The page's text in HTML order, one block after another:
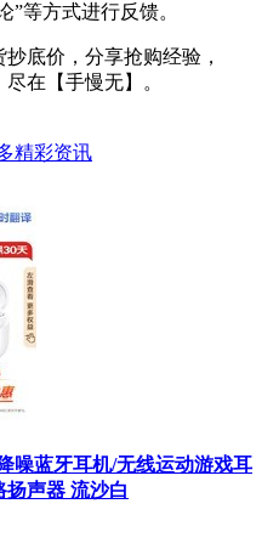
”等方式进行反馈。
底价，分享抢购经验，
在【手慢无】。
精彩资讯
噪蓝牙耳机/无线运动游戏耳
声器 流沙白